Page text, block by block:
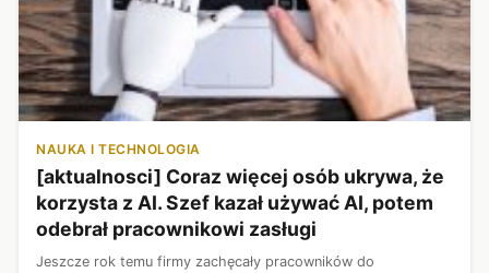
NAUKA I TECHNOLOGIA
[aktualnosci] Coraz więcej osób ukrywa, że
korzysta z AI. Szef kazał używać AI, potem
odebrał pracownikowi zasługi
Jeszcze rok temu firmy zachęcały pracowników do